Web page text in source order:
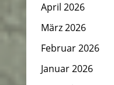
April 2026
März 2026
Februar 2026
Januar 2026